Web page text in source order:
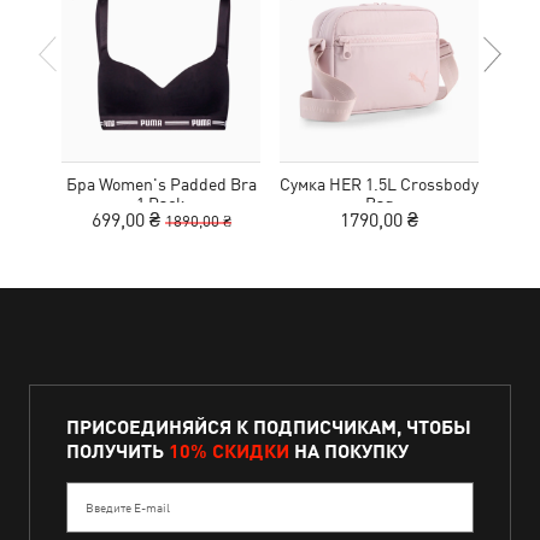
Бра Women's Padded Bra
1 Pack
699,00 ₴ 1890,00 ₴
Сумка HER 1.5L Crossbody
Bag
1790,00 ₴
ПРИСОЕДИНЯЙСЯ К ПОДПИСЧИКАМ, ЧТОБЫ
ПОЛУЧИТЬ 10% СКИДКИ НА ПОКУПКУ
Введите E-mail